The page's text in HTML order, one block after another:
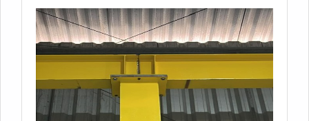
na eficiência, segurança e inovação, as pontes
rolantes Movequip garantem desempenho superior,
seja para operações simples ou para as mais
complexas demandas de levantamento e transporte
de materiais. Seja qual for a sua necessidade, a
Movequip tem a solução perfeita para otimizar sua
produtividade e garantir a segurança de suas